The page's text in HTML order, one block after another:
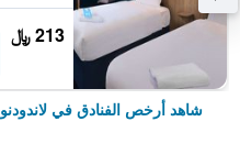
213 ﷼
شاهد أرخص الفنادق في لاندودنو